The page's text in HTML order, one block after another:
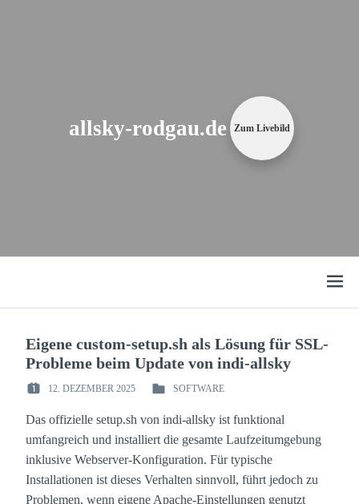
allsky-rodgau.de Zum Livebild
Open
menu
Eigene custom-setup.sh als Lösung für SSL-
Probleme beim Update von indi-allsky
POSTED
:
12. DEZEMBER 2025
POSTED
:
SOFTWARE
Das offizielle setup.sh von indi-allsky ist funktional
umfangreich und installiert die gesamte Laufzeitumgebung
inklusive Webserver-Konfiguration. Für typische
Installationen ist dieses Verhalten sinnvoll, führt jedoch zu
Problemen, wenn eigene Apache-Einstellungen genutzt